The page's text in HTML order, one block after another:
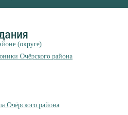
(округе)
Очёрского района
Очёрского района